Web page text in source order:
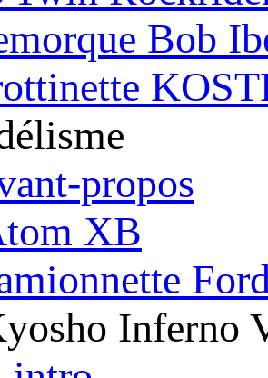
Bob
propos
XB
Inferno